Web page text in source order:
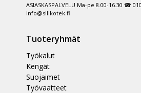
ASIASKASPALVELU Ma-pe 8.00-16.30 ☎
info@silikotek.fi
Tuoteryhmät
Työkalut
Kengät
Suojaimet
Työvaatteet